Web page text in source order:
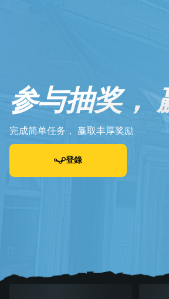
参与抽奖，
完成简单任务， 赢取丰厚奖励
登錄